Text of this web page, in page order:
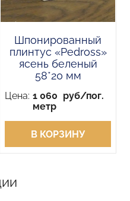
Шпонированный
плинтус «Pedross»
ясень беленый
58*20 мм
Цена: 1 060 руб/пог.
метр
В КОРЗИНУ